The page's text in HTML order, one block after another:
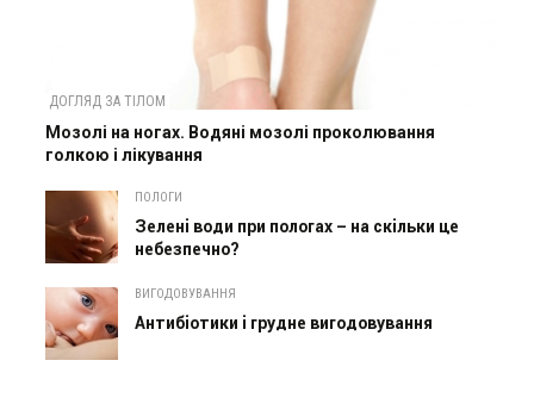
ДОГЛЯД ЗА ТІЛОМ
Мозолі на ногах. Водяні мозолі проколювання
голкою і лікування
ПОЛОГИ
Зелені води при пологах – на скільки це
небезпечно?
ВИГОДОВУВАННЯ
Антибіотики і грудне вигодовування